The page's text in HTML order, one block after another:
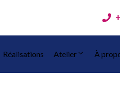
Réalisations Atelier À